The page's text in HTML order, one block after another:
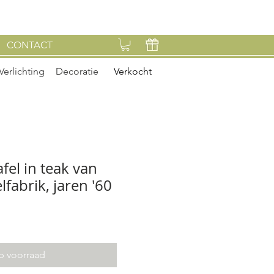
CONTACT
in teak van
jaren '60
voorraad
Decoratie Verkocht